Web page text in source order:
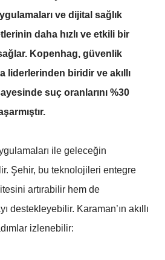
ve dijital sağlık
daha hızlı ve etkili bir
Kopenhag, güvenlik
liderlerinden biridir ve akıllı
suç oranlarını %30
ile geleceğin
Şehir, bu teknolojileri entegre
artırabilir hem de
destekleyebilir. Karaman’ın akıllı
izlenebilir: